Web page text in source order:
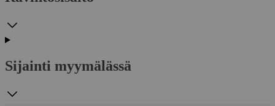
Sijainti myymälässä